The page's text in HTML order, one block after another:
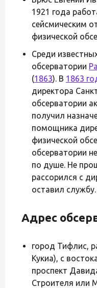
1921 года
сейсмическим
физической
Среди
обсерватории
(1863). В 1863
директора
обсерватории
получил
помощника
физической
обсерватории
по душе. Не
рассорился с
оставил службу.
Адрес
город Тифлис,
Кукиа), с
проспект
Строителя или